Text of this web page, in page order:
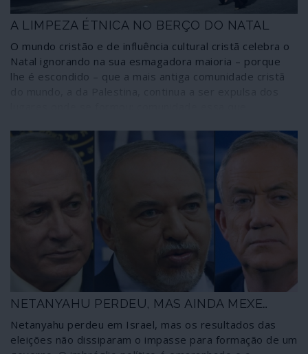
A LIMPEZA ÉTNICA NO BERÇO DO NATAL
O mundo cristão e de influência cultural cristã celebra o
Natal ignorando na sua esmagadora maioria – porque
lhe é escondido – que a mais antiga comunidade cristã
contemporâneos de Cristo. Trata-se de uma limpeza
étnica metodicamente organizada por Israel, país
ocupante, colonizador e agressor que, paradoxalmente,
conta com apoios de comunidades cristãs em todo o
mundo. Na terra do primeiro Natal, Belém, há 70 anos
os cristãos palestinianos representavam 86% da
NETANYAHU PERDEU, MAS AINDA MEXE…
Netanyahu perdeu em Israel, mas os resultados das
eleições não dissiparam o impasse para formação de um